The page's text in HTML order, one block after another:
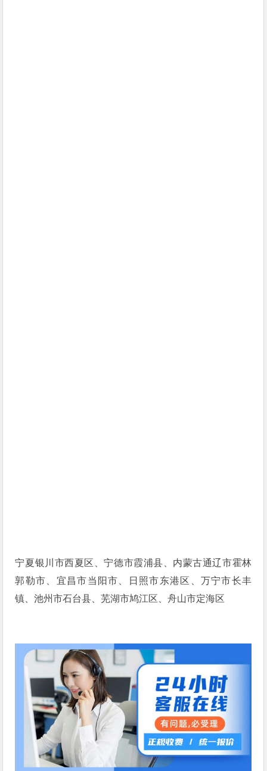
宁夏银川市西夏区、宁德市霞浦县、内蒙古通辽市霍林
郭勒市、宜昌市当阳市、日照市东港区、万宁市长丰
镇、池州市石台县、芜湖市鸠江区、舟山市定海区